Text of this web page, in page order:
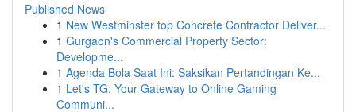
Published News
1 New Westminster top Concrete Contractor Deliver...
1 Gurgaon's Commercial Property Sector:
Developme...
1 Agenda Bola Saat Ini: Saksikan Pertandingan Ke...
1 Let's TG: Your Gateway to Online Gaming
Communi...